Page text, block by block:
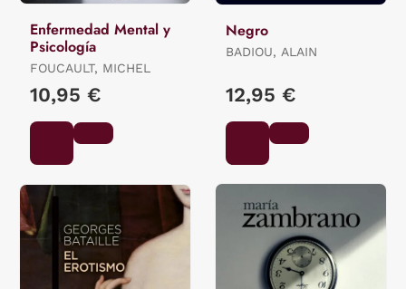
Enfermedad Mental y
Psicología
FOUCAULT, MICHEL
10,95 €
Negro
BADIOU, ALAIN
12,95 €